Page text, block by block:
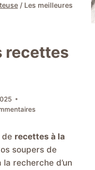
/ Les meilleures
recettes
de recettes à la
soupers de
recherche d’un